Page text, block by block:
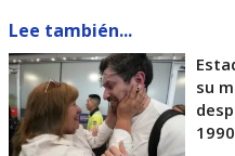
Lee también...
su
1990